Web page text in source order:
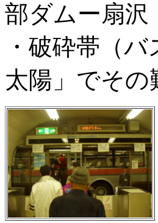
部ダムー扇沢
・破砕帯（
太陽」でそ